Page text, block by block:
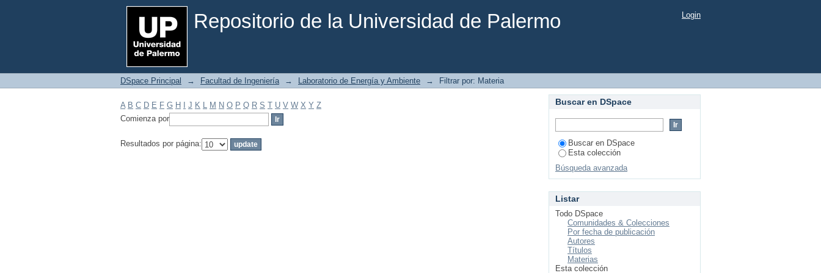
Repositorio de la Universidad de Palermo
Filtrar por: Materia Login
DSpace Principal → Facultad de Ingeniería → Laboratorio de Energía y Ambiente → Filtrar por: Materia
A B C D E F G H J K L M N O P Q R S T U V W X Y Z
Comienza por
Resultados por página:
Buscar en DSpace
Buscar en DSpace
Esta colección
Búsqueda avanzada
Listar
Todo DSpace
Comunidades & Colecciones
Por fecha de publicación
Autores
Títulos
Materias
Esta colección